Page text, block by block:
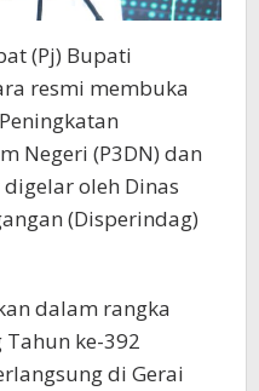
(Pj) Bupati
resmi membuka
Negeri (P3DN) dan
oleh Dinas
(Disperindag)
dalam rangka
ke-392
di Gerai